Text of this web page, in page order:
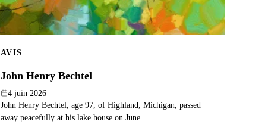
AVIS
John Henry Bechtel
4 juin 2026
John Henry Bechtel, age 97, of Highland, Michigan, passed
away peacefully at his lake house on June...